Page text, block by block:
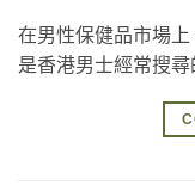
在男性保健品市場
是香港男士經常搜